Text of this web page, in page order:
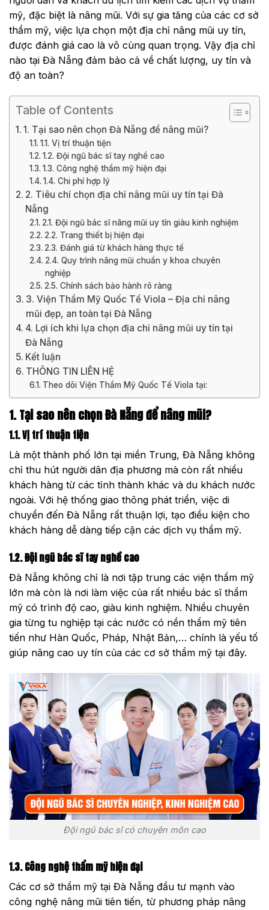
mỹ, đặc biệt là nâng mũi. Với sự gia tăng của các cơ sở
thẩm mỹ, việc lựa chọn một địa chỉ nâng mũi uy tín,
được đánh giá cao là vô cùng quan trọng. Vậy địa chỉ
nào tại Đà Nẵng đảm bảo cả về chất lượng, uy tín và
độ an toàn?
Table of Contents
1. Tại sao nên chọn Đà Nẵng để nâng mũi?
1.1. Vị trí thuận tiện
1.2. Đội ngũ bác sĩ tay nghề cao
1.3. Công nghệ thẩm mỹ hiện đại
1.4. Chi phí hợp lý
2. Tiêu chí chọn địa chỉ nâng mũi uy tín tại Đà
Nẵng
2.1. Đội ngũ bác sĩ nâng mũi uy tín giàu kinh nghiệm
2.2. Trang thiết bị hiện đại
2.3. Đánh giá từ khách hàng thực tế
2.4. Quy trình nâng mũi chuẩn y khoa chuyên
nghiệp
2.5. Chính sách bảo hành rõ ràng
3. Viện Thẩm Mỹ Quốc Tế Viola – Địa chỉ nâng
mũi đẹp, an toàn tại Đà Nẵng
4. Lợi ích khi lựa chọn địa chỉ nâng mũi uy tín tại
Đà Nẵng
Kết luận
THÔNG TIN LIÊN HỆ
Theo dõi Viện Thẩm Mỹ Quốc Tế Viola tại:
1. Tại sao nên chọn Đà Nẵng để nâng mũi?
1.1. Vị trí thuận tiện
Là một thành phố lớn tại miền Trung, Đà Nẵng không
chỉ thu hút người dân địa phương mà còn rất nhiều
khách hàng từ các tỉnh thành khác và du khách nước
ngoài. Với hệ thống giao thông phát triển, việc di
chuyển đến Đà Nẵng rất thuận lợi, tạo điều kiện cho
khách hàng dễ dàng tiếp cận các dịch vụ thẩm mỹ.
1.2. Đội ngũ bác sĩ tay nghề cao
Đà Nẵng không chỉ là nơi tập trung các viện thẩm mỹ
lớn mà còn là nơi làm việc của rất nhiều bác sĩ thẩm
mỹ có trình độ cao, giàu kinh nghiệm. Nhiều chuyên
gia từng tu nghiệp tại các nước có nền thẩm mỹ tiên
tiến như Hàn Quốc, Pháp, Nhật Bản,… chính là yếu tố
giúp nâng cao uy tín của các cơ sở thẩm mỹ tại đây.
Đội ngũ bác sĩ có chuyên môn cao
1.3. Công nghệ thẩm mỹ hiện đại
Các cơ sở thẩm mỹ tại Đà Nẵng đầu tư mạnh vào
công nghệ nâng mũi tiên tiến, từ phương pháp nâng